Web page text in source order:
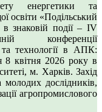
енергетики та
освіти «Подільський
знаковій події – ІV
конференції
та технології в АПК:
8 квітня 2026 року в
м. Харків. Захід
молодих дослідників,
агропромислового